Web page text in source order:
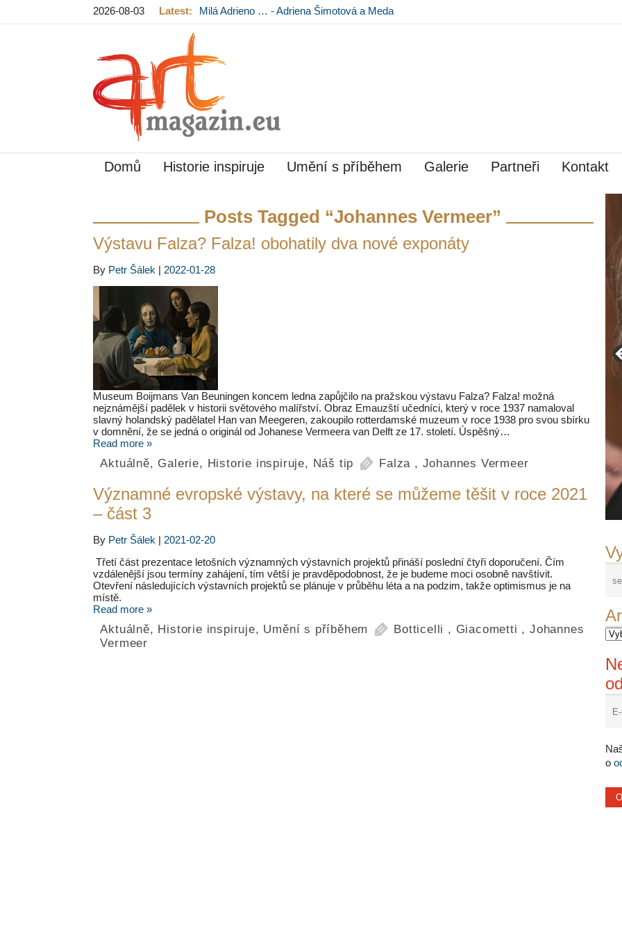
2026-08-03 Latest:
Milá Adrieno … - Adriena Šimotová a Meda
Domů Historie inspiruje Umění s příběhem Galerie Partneři Kontakt
o
Posts Tagged “Johannes Vermeer”
Výstavu Falza? Falza! obohatily dva nové exponáty
By Petr Šálek | 2022-01-28
Museum Boijmans Van Beuningen koncem ledna zapůjčilo na pražskou výstavu Falza? Falza! možná
nejznámější padělek v historii světového malířství. Obraz Emauzští učedníci, který v roce 1937 namaloval
slavný holandský padělatel Han van Meegeren, zakoupilo rotterdamské muzeum v roce 1938 pro svou sbírku
v domnění, že se jedná o originál od Johanese Vermeera van Delft ze 17. století. Úspěšný…
Read more »
Aktuálně, Galerie, Historie inspiruje, Náš tip Falza , Johannes Vermeer
Významné evropské výstavy, na které se můžeme těšit v roce 2021
– část 3
By Petr Šálek | 2021-02-20
Třetí část prezentace letošních významných výstavních projektů přináší poslední čtyři doporučení. Čím
vzdálenější jsou termíny zahájení, tím větší je pravděpodobnost, že je budeme moci osobně navštívit.
Otevření následujících výstavních projektů se plánuje v průběhu léta a na podzim, takže optimismus je na
místě.
Read more »
Aktuálně, Historie inspiruje, Umění s příběhem Botticelli , Giacometti ,Johannes
Vermeer